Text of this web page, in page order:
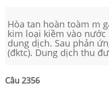
Hòa tan hoàn toàm m
kim loại kiềm vào
dung dịch. Sau phản
(đktc). Dung dịch thu
Câu 2356